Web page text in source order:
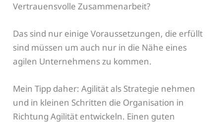
Vertrauensvolle Zusammenarbeit?
Das sind nur einige Voraussetzungen, die erfüllt
sind müssen um auch nur in die Nähe eines
agilen Unternehmens zu kommen.
Mein Tipp daher: Agilität als Strategie nehmen
und in kleinen Schritten die Organisation in
Richtung Agilität entwickeln. Einen guten